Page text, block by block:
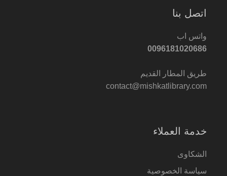
اتصل بنا
واتس اب
0096181020686
طريق المطار القديم
contact@mishkatlibrary.com
خدمة العملاء
الشكاوى
سياسة الخصوصية